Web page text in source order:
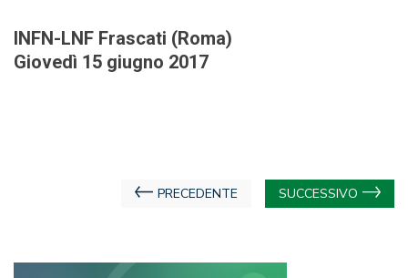
INFN-LNF Frascati (Roma)
Giovedì 15 giugno 2017
Navigazione
PRECEDENTE SUCCESSIVO